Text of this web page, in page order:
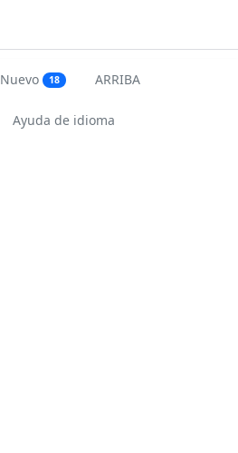
Nuevo 18 ARRIBA
Ayuda de idioma